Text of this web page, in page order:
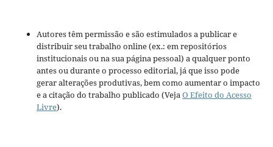
Autores têm permissão e são estimulados a publicar e
distribuir seu trabalho online (ex.: em repositórios
institucionais ou na sua página pessoal) a qualquer ponto
antes ou durante o processo editorial, já que isso pode
gerar alterações produtivas, bem como aumentar o impacto
e a citação do trabalho publicado (VejaO Efeito do Acesso
Livre).